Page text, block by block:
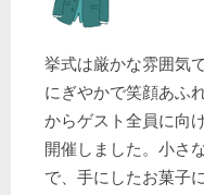
挙式は厳かな雰囲気
にぎやかで笑顔あふ
からゲスト全員に向
開催しました。小さ
で、手にしたお菓子